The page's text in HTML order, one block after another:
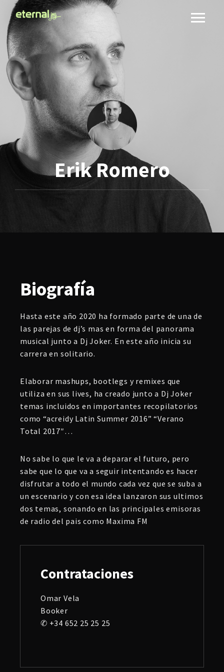
Erik Romero
Biografía
Hasta este año 2020 ha formado parte de una de
las parejas de dj’s mas en forma del panorama
musical junto a Dj Joker. En este año inicia su
carrera en solitario.
Elaborar mashups, bootlegs y remixes que
utiliza en sus lives, ha creado junto a Dj Joker
temas incluidos en importantes recopilatorios
como “acreidy Latin Summer 2016” “Verano
Total 2017″…
No sabe lo que le va a deparar el futuro, pero
sabe que lo que va a seguir intentando es hacer
disfrutar a todo el mundo cada vez que se suba a
un escenario y con esa idea lanzaron sus ultimos
dos temas, sonando en las principales emisoras
de radio del pais como Maxima FM
Contrataciones
Omar Vela
Booker
✆ +34 652 25 25 25